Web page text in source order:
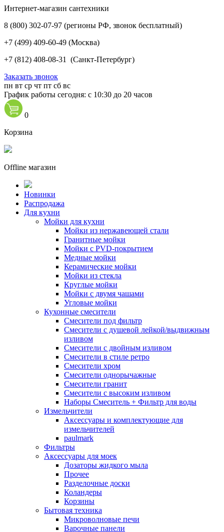
Интернет-магазин сантехники
8 (800) 302-07-97 (регионы РФ, звонок бесплатный)
+7 (499) 409-60-49 (Москва)
+7 (812) 408-08-31 (Санкт-Петербург)
Заказать звонок
пн вт ср чт пт сб вс
График работы сегодня: с 10:30 до 20 часов
0
Корзина
Offline магазин
Новинки
Распродажа
Для кухни
Мойки для кухни
Мойки из нержавеющей стали
Гранитные мойки
Мойки с PVD-покрытием
Медные мойки
Керамические мойки
Мойки из стекла
Круглые мойки
Мойки с двумя чашами
Угловые мойки
Кухонные смесители
Смесители под фильтр
Смесители с душевой лейкой/выдвижным
изливом
Смесители с двойным изливом
Смесители в стиле ретро
Смесители хром
Смесители однорычажные
Смесители гранит
Смесители с высоким изливом
Наборы Смеситель + Фильтр для воды
Измельчители
Аксессуары и комплектующие для
измельчителей
paulmark
Фильтры
Аксессуары для моек
Дозаторы жидкого мыла
Прочее
Разделочные доски
Коландеры
Корзины
Бытовая техника
Микроволновые печи
Варочные панели